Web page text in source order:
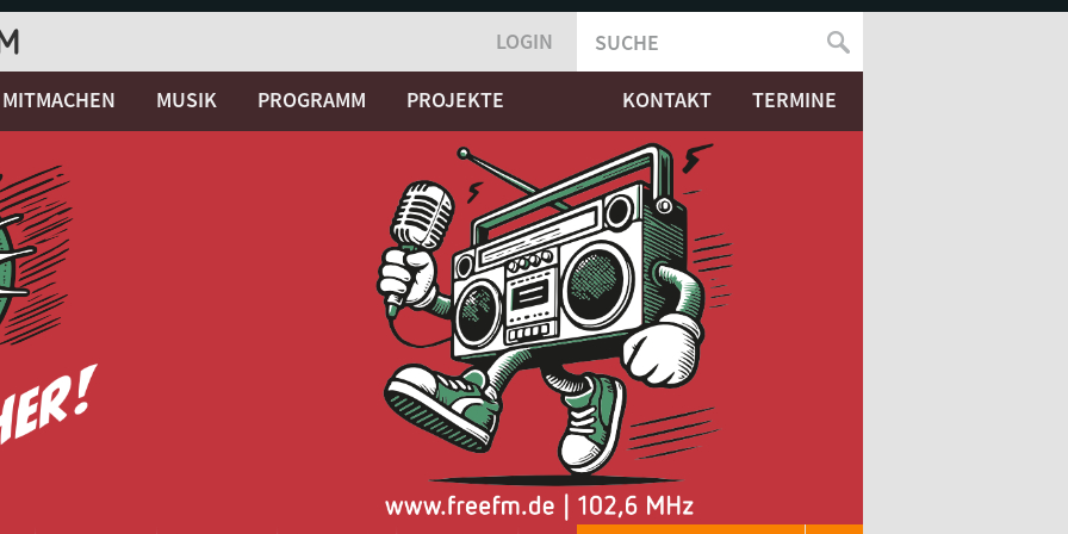
LOGIN
SUCHFORMULAR
SUCHE
MITMACHEN MUSIK PROGRAMM PROJEKTE KONTAKT TERMINE